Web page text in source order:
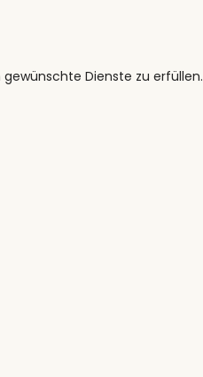
Dienste zu erfüllen.